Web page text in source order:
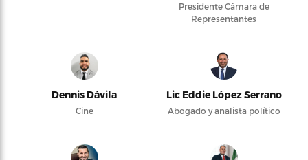
Presidente Cámara de
Representantes
Dennis Dávila
Cine
Lic Eddie López Serrano
Abogado y analista político